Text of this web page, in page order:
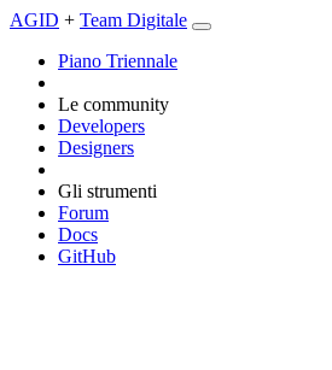
AGID + Team Digitale
Piano Triennale
Le community
Developers
Designers
Gli strumenti
Forum
Docs
GitHub